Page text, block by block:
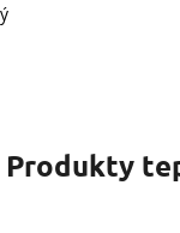
Produkty